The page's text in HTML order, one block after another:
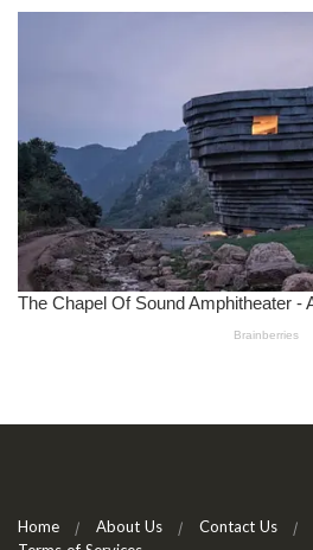
Home About Us Contact Us